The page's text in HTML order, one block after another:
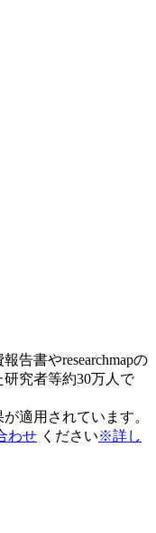
告書やresearchmapの
究者等約30万人で
適用されています。
わせ ください※詳し